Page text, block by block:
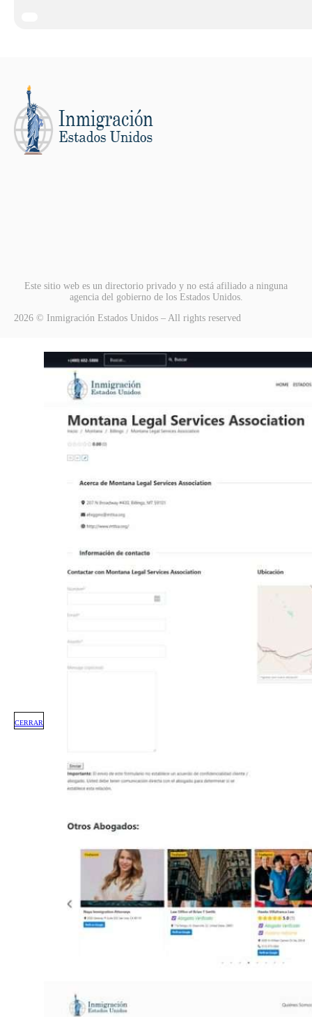
Este sitio web es un directorio privado y no está afiliado a ninguna
agencia del gobierno de los Estados Unidos.
2026 © Inmigración Estados Unidos – All rights reserved
CERRAR